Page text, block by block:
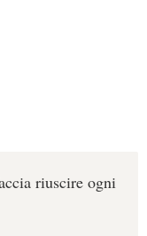
riuscire ogni